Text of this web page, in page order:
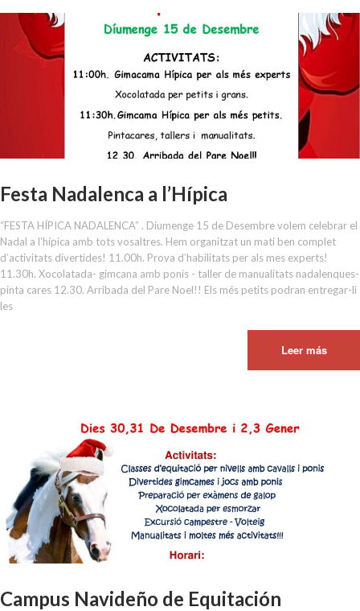
Festa Nadalenca a l’Hípica
“FESTA HÍPICA NADALENCA” . Diumenge 15 de Desembre volem celebrar el
Nadal a l’hípica amb tots vosaltres. Hem organitzat un mati ben complet
d’activitats divertides! 11.00h. Prova d’habilitats per als mes experts!
11.30h. Xocolatada- gimcana amb ponis - taller de manualitats nadalenques-
pinta cares 12.30. Arribada del Pare Noel!! Els més petits podran entregar-li
les
Leer más
Campus Navideño de Equitación